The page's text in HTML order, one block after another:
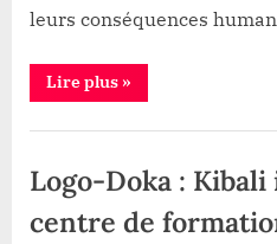
leurs conséquences
Lire plus“Watsa
sous
adf
Marc
Mambidi
Koloboro
lance
»
,
Sécurité
Logo-Doka :
centre de